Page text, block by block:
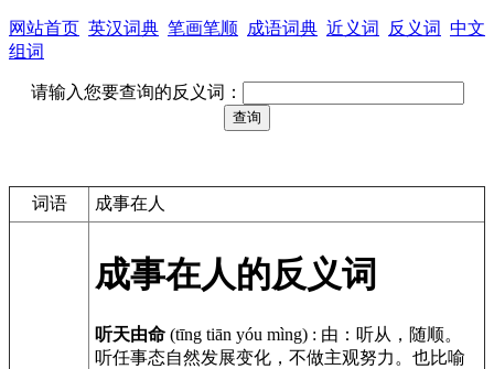
网站首页 英汉词典 笔画笔顺 成语词典 近义词 反义词 中文
组词
请输入您要查询的反义词：
词语 成事在人
成事在人的反义词
听天由命 (tīng tiān yóu mìng) : 由：听从，随顺。
听任事态自然发展变化，不做主观努力。也比喻